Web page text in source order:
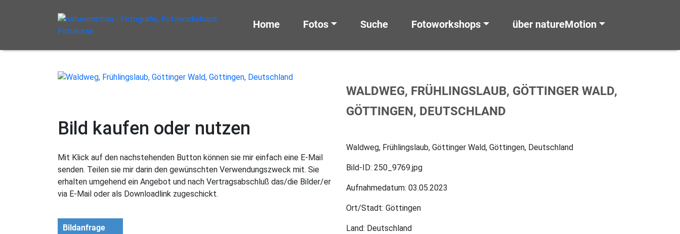
Home Fotos Suche Fotoworkshops über natureMotion
Bild kaufen oder nutzen
Mit Klick auf den nachstehenden Button können sie mir einfach eine E-Mail
senden. Teilen sie mir darin den gewünschten Verwendungszweck mit. Sie
erhalten umgehend ein Angebot und nach Vertragsabschluß das/die Bilder/er
via E-Mail oder als Downloadlink zugeschickt.
Bildanfrage
WALDWEG, FRÜHLINGSLAUB, GÖTTINGER WALD,
GÖTTINGEN, DEUTSCHLAND
Waldweg, Frühlingslaub, Göttinger Wald, Göttingen, Deutschland
Bild-ID: 250_9769.jpg
Aufnahmedatum: 03.05.2023
Ort/Stadt: Göttingen
Land: Deutschland